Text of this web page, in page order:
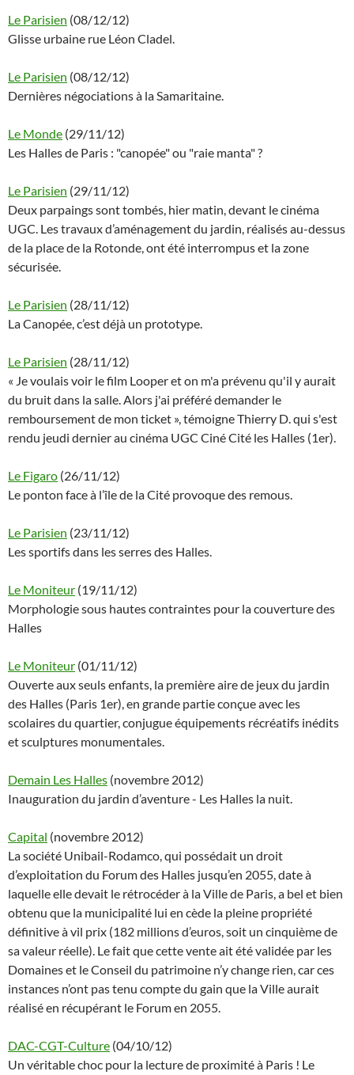
Le Parisien (08/12/12)
Glisse urbaine rue Léon Cladel.
Le Parisien (08/12/12)
Dernières négociations à la Samaritaine.
Le Monde (29/11/12)
Les Halles de Paris : "canopée" ou "raie manta" ?
Le Parisien (29/11/12)
Deux parpaings sont tombés, hier matin, devant le cinéma
UGC. Les travaux d’aménagement du jardin, réalisés au-dessus
de la place de la Rotonde, ont été interrompus et la zone
sécurisée.
Le Parisien (28/11/12)
La Canopée, c’est déjà un prototype.
Le Parisien (28/11/12)
« Je voulais voir le film Looper et on m'a prévenu qu'il y aurait
du bruit dans la salle. Alors j'ai préféré demander le
remboursement de mon ticket », témoigne Thierry D. qui s'est
rendu jeudi dernier au cinéma UGC Ciné Cité les Halles (1er).
Le Figaro (26/11/12)
Le ponton face à l’île de la Cité provoque des remous.
Le Parisien (23/11/12)
Les sportifs dans les serres des Halles.
Le Moniteur (19/11/12)
Morphologie sous hautes contraintes pour la couverture des
Halles
Le Moniteur (01/11/12)
Ouverte aux seuls enfants, la première aire de jeux du jardin
des Halles (Paris 1er), en grande partie conçue avec les
scolaires du quartier, conjugue équipements récréatifs inédits
et sculptures monumentales.
Demain Les Halles (novembre 2012)
Inauguration du jardin d’aventure - Les Halles la nuit.
Capital (novembre 2012)
La société Unibail-Rodamco, qui possédait un droit
d’exploitation du Forum des Halles jusqu’en 2055, date à
laquelle elle devait le rétrocéder à la Ville de Paris, a bel et bien
obtenu que la municipalité lui en cède la pleine propriété
définitive à vil prix (182 millions d’euros, soit un cinquième de
sa valeur réelle). Le fait que cette vente ait été validée par les
Domaines et le Conseil du patrimoine n’y change rien, car ces
instances n’ont pas tenu compte du gain que la Ville aurait
réalisé en récupérant le Forum en 2055.
DAC-CGT-Culture (04/10/12)
Un véritable choc pour la lecture de proximité à Paris ! Le